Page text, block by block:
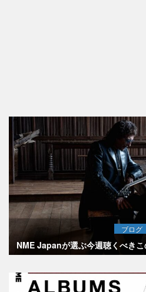
ブログ
NME Japanが選ぶ今週聴くべき